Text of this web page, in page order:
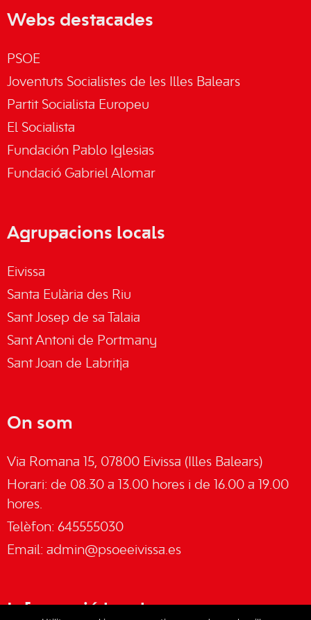
Webs destacades
PSOE
Joventuts Socialistes de les Illes Balears
Partit Socialista Europeu
El Socialista
Fundación Pablo Iglesias
Fundació Gabriel Alomar
Agrupacions locals
Eivissa
Santa Eulària des Riu
Sant Josep de sa Talaia
Sant Antoni de Portmany
Sant Joan de Labritja
On som
Via Romana 15, 07800 Eivissa (Illes Balears)
Horari: de 08.30 a 13.00 hores i de 16.00 a 19.00
hores.
Telèfon: 645555030
Email: admin@psoeeivissa.es
Informació legal